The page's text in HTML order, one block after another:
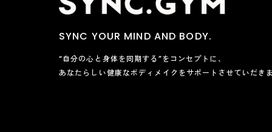
SYNC YOUR MIND AND BODY.
“自分の心と身体を同期する”をコンセプトに、
あなたらしい健康なボディメイクをサポートさせていだき